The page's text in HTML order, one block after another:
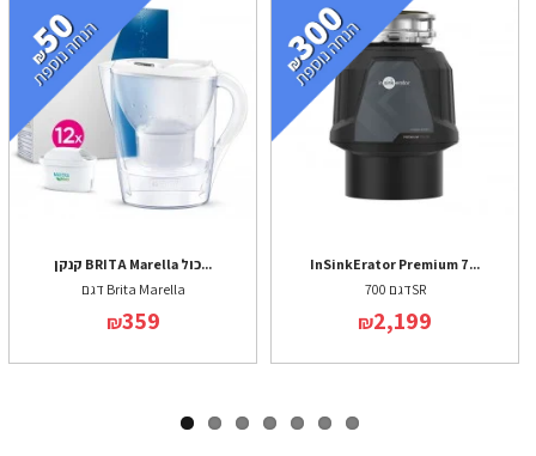
קנקן BRITA Marella כול...
דגם Brita Marella
₪359
InSinkErator Premium 7...
דגם 700SR
₪2,199